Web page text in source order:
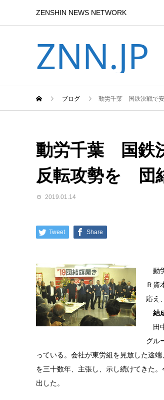
ZENSHIN NEWS NETWORK
ZNN.JP
ブログ 動労千葉 国鉄決戦で
動労千葉 国鉄
反転攻勢を 団
2019.01.14
Tweet Share
動
Ｒ資
応え
結
田
グル
っている。会社が東労組を見放した途
を三十数年、主張し、示し続けてきた
出した。